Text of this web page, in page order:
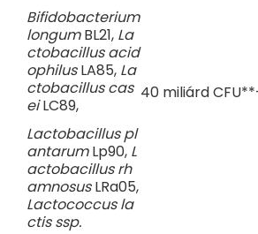
Bifidobacterium
longumBL21, La
ctobacillus acid
ophilusLA85, La
ctobacillus cas
eiLC89,
Lactobacillus pl
antarumLp90, L
actobacillus rh
amnosusLRa05,
Lactococcus la
ctis ssp.
40 miliárd CFU**